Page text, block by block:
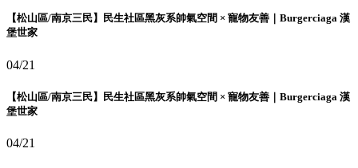
【松山區/南京三民】民生社區黑灰系帥氣空間 × 寵物友善｜Burgerciaga 漢
堡世家
04/21
【松山區/南京三民】民生社區黑灰系帥氣空間 × 寵物友善｜Burgerciaga 漢
堡世家
04/21